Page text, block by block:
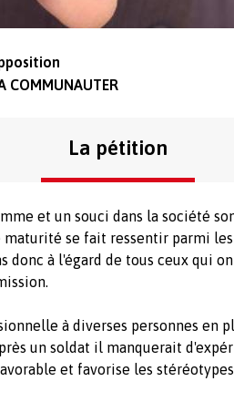
COMMUNAUTER
La pétition
et un souci dans la société
maturité se fait ressentir parmi
donc à l'égard de tous ceux qui
à diverses personnes en
un soldat il manquerait
et favorise les